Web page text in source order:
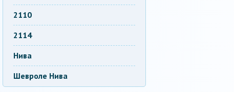
2110
2114
Нива
Шевроле Нива